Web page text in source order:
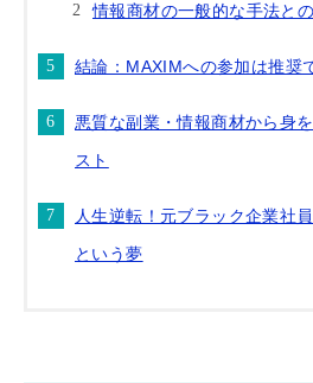
情報商材の一般的な手法と
結論：MAXIMへの参加は推奨
悪質な副業・情報商材から身
スト
人生逆転！元ブラック企業社
という夢